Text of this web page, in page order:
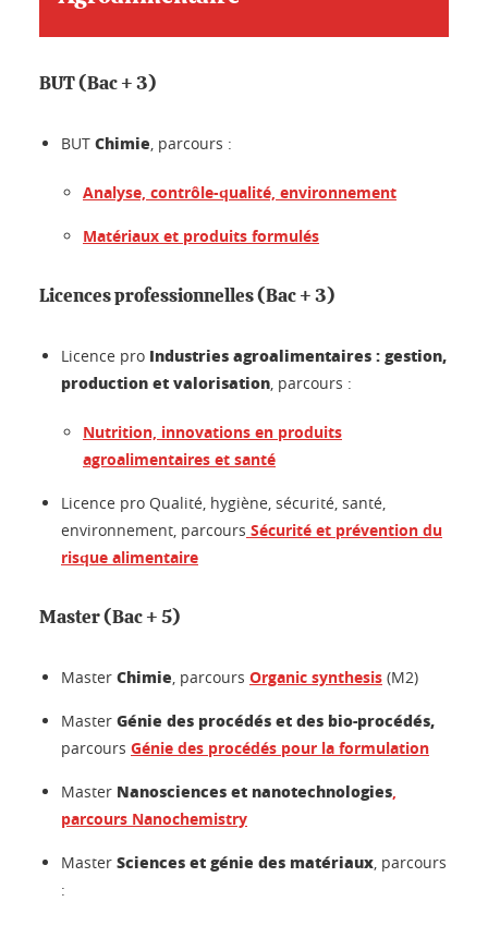
BUT (Bac + 3)
BUT Chimie , parcours :
Analyse, contrôle-qualité, environnement
Matériaux et produits formulés
Licences professionnelles (Bac + 3)
Licence pro Industries agroalimentaires : gestion,
production et valorisation , parcours :
Nutrition, innovations en produits
agroalimentaires et santé
Licence pro Qualité, hygiène, sécurité, santé,
environnement, parcours Sécurité et prévention du
risque alimentaire
Master (Bac + 5)
Master Chimie , parcours Organic synthesis (M2)
Master Génie des procédés et des bio-procédés,
parcours Génie des procédés pour la formulation
Master Nanosciences et nanotechnologies
parcours Nanochemistry
Master Sciences et génie des matériaux , parcours
: